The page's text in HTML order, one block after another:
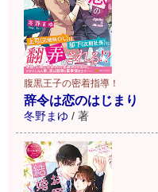
腹黒王子の密着指導！
辞令は恋のはじまり
冬野まゆ / 著